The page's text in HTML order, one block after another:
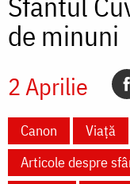
de minuni
2 Aprilie
Canon Viață
Articole despre